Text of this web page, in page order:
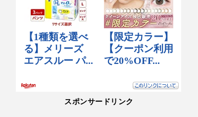
スポンサードリンク